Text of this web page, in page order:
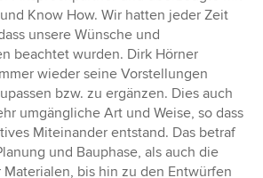
Know How. Wir hatten jeder Zeit
unsere Wünsche und
beachtet wurden. Dirk Hörner
wieder seine Vorstellungen
bzw. zu ergänzen. Dies auch
umgängliche Art und Weise, so dass
Miteinander entstand. Das betraf
und Bauphase, als auch die
bis hin zu den Entwürfen